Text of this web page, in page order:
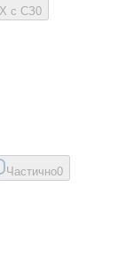
с СЗ0
Частично0